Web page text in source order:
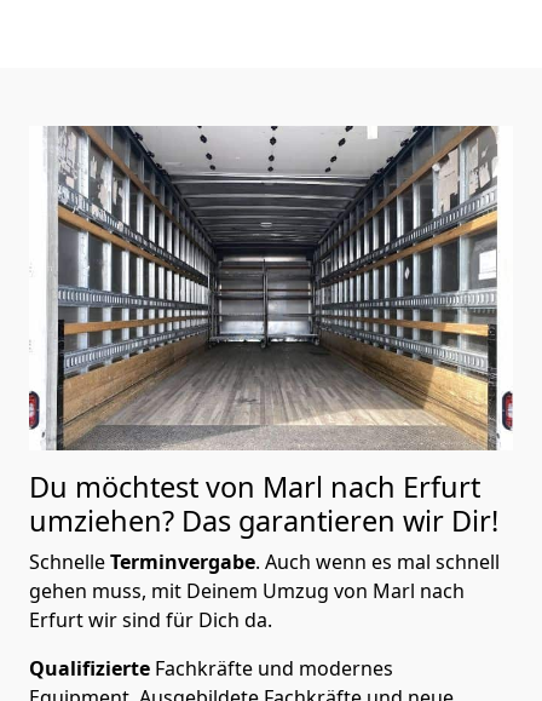
Du möchtest von Marl nach Erfurt
umziehen? Das garantieren wir Dir!
SchnelleTerminvergabe. Auch wenn es mal schnell
gehen muss, mit Deinem Umzug von Marl nach
Erfurt wir sind für Dich da.
Qualifizierte Fachkräfte und modernes